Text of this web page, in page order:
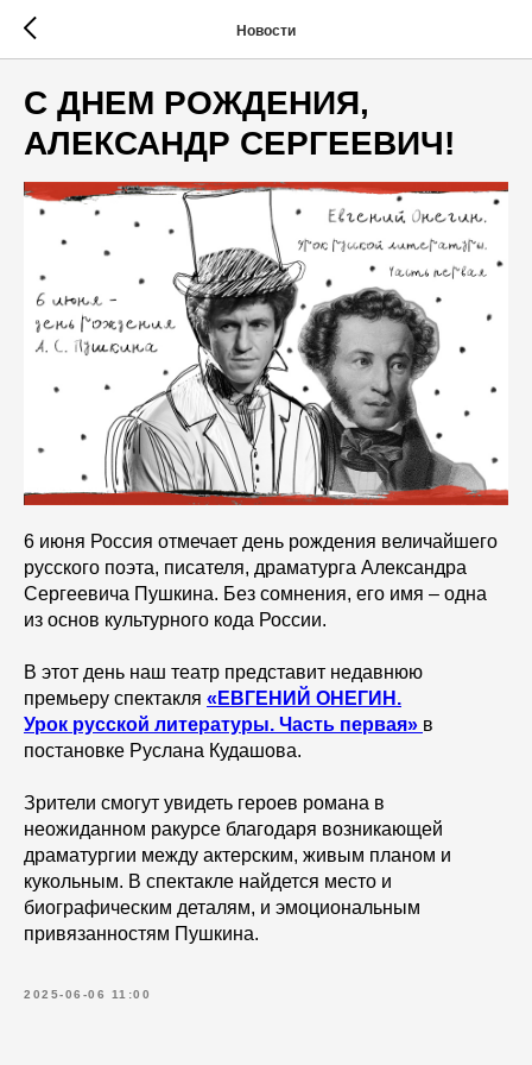
Новости
С ДНЕМ РОЖДЕНИЯ,
АЛЕКСАНДР СЕРГЕЕВИЧ!
6 июня Россия отмечает день рождения величайшего
русского поэта, писателя, драматурга Александра
Сергеевича Пушкина. Без сомнения, его имя – одна
из основ культурного кода России.
В этот день наш театр представит недавнюю
премьеру спектакля «ЕВГЕНИЙ ОНЕГИН.
Урок русской литературы. Часть первая» в
постановке Руслана Кудашова.
Зрители смогут увидеть героев романа в
неожиданном ракурсе благодаря возникающей
драматургии между актерским, живым планом и
кукольным. В спектакле найдется место и
биографическим деталям, и эмоциональным
привязанностям Пушкина.
2025-06-06 11:00